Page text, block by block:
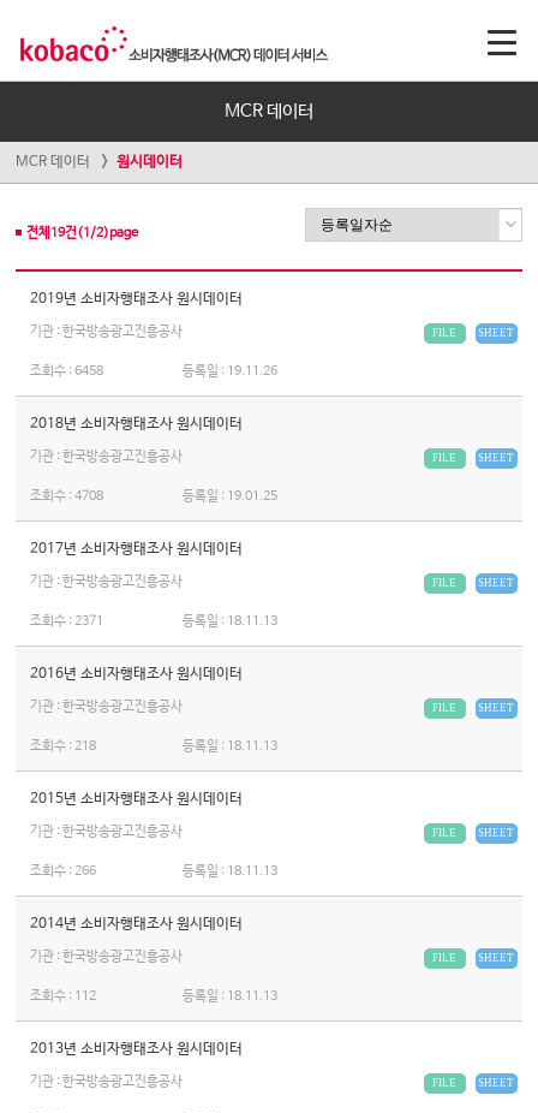
MCR 데이터
MCR 데이터 원시데이터
전체 19건(1 /2)page
2019년 소비자행태조사 원시데이터
기관 : 한국방송광고진흥공사 SHEET
FILE
조회수 :6458 등록일 : 19.11.26
2018년 소비자행태조사 원시데이터
기관 : 한국방송광고진흥공사 SHEET
FILE
조회수 :4708 등록일 : 19.01.25
2017년 소비자행태조사 원시데이터
기관 : 한국방송광고진흥공사 SHEET
FILE
조회수 :2371 등록일 : 18.11.13
2016년 소비자행태조사 원시데이터
기관 : 한국방송광고진흥공사 SHEET
FILE
조회수 :218 등록일 : 18.11.13
2015년 소비자행태조사 원시데이터
기관 : 한국방송광고진흥공사 SHEET
FILE
조회수 :266 등록일 : 18.11.13
2014년 소비자행태조사 원시데이터
기관 : 한국방송광고진흥공사 SHEET
FILE
조회수 : 112 등록일 : 18.11.13
2013년 소비자행태조사 원시데이터
기관 : 한국방송광고진흥공사 SHEET
FILE